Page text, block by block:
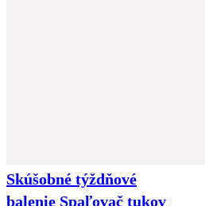
Skúšobné týždňové
balenie Spaľovač tukov